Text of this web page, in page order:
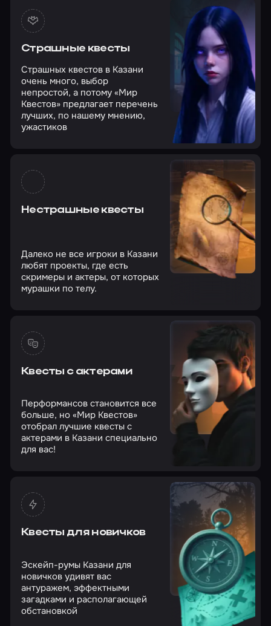
Страшные квесты
Страшных квестов в Казани
очень много, выбор
непростой, а потому «Мир
Квестов» предлагает перечень
лучших, по нашему мнению,
ужастиков
Нестрашные квесты
Далеко не все игроки в Казани
любят проекты, где есть
скримеры и актеры, от которых
мурашки по телу.
Квесты с актерами
Перформансов становится все
больше, но «Мир Квестов»
отобрал лучшие квесты с
актерами в Казани специально
для вас!
Квесты для новичков
Эскейп-румы Казани для
новичков удивят вас
антуражем, эффектными
загадками и располагающей
обстановкой